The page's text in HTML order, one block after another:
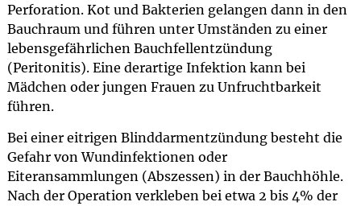
Perforation. Kot und Bakterien gelangen dann in den
Bauchraum und führen unter Umständen zu einer
lebensgefährlichen Bauchfellentzündung
(Peritonitis). Eine derartige Infektion kann bei
Mädchen oder jungen Frauen zu Unfruchtbarkeit
führen.
Bei einer eitrigen Blinddarmentzündung besteht die
Gefahr von Wundinfektionen oder
Eiteransammlungen (Abszessen) in der Bauchhöhle.
Nach der Operation verkleben bei etwa 2 bis 4% der